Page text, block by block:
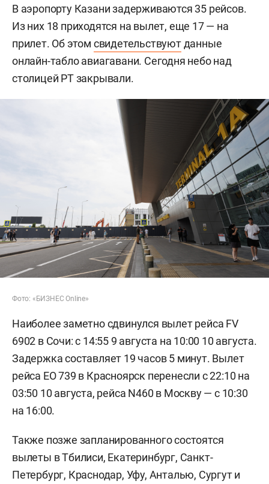
В аэропорту Казани задерживаются 35 рейсов.
Из них 18 приходятся на вылет, еще 17 — на
прилет. Об этом свидетельствуютданные
онлайн-табло авиагавани. Сегодня небо над
столицей РТ закрывали.
Фото: «БИЗНЕС Online»
Наиболее заметно сдвинулся вылет рейса FV
6902 в Сочи: с 14:55 9 августа на 10:00 10 августа.
Задержка составляет 19 часов 5 минут. Вылет
рейса EO 739 в Красноярск перенесли с 22:10 на
03:50 10 августа, рейса N460 в Москву — с 10:30
на 16:00.
Также позже запланированного состоятся
вылеты в Тбилиси, Екатеринбург, Санкт-
Петербург, Краснодар, Уфу, Анталью, Сургут и